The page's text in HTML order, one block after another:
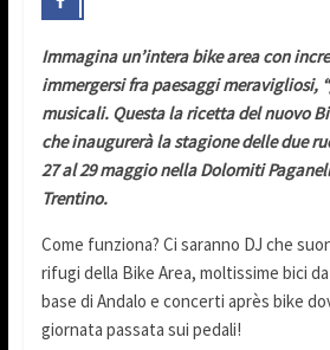
Immagina un’intera bike area con
immergersi fra paesaggi meravigliosi,
musicali. Questa la ricetta del nuovo
che inaugurerà la stagione delle due
27 al 29 maggio nella Dolomiti
Trentino.
Come funziona? Ci saranno DJ che
rifugi della Bike Area, moltissime bici
base di Andalo e concerti après bike
giornata passata sui pedali!